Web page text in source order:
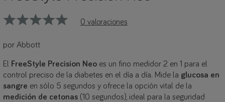
0 valoraciones
por Abbott
El FreeStyle Precision Neo es un fino medidor 2 en 1 para el
control preciso de la diabetes en el día a día. Mide la glucosa en
sangre en sólo 5 segundos y ofrece la opción vital de la
medición de cetonas (10 segundos), ideal para la seguridad